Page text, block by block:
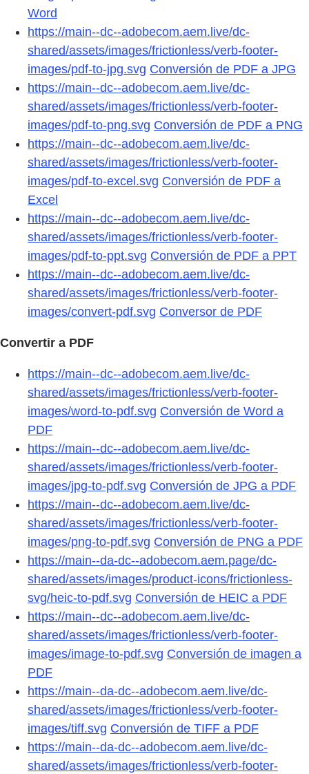
Word
https://main--dc--adobecom.aem.live/dc-
shared/assets/images/frictionless/verb-footer-
images/pdf-to-jpg.svg Conversión de PDF a JPG
https://main--dc--adobecom.aem.live/dc-
shared/assets/images/frictionless/verb-footer-
images/pdf-to-png.svg Conversión de PDF a PNG
https://main--dc--adobecom.aem.live/dc-
shared/assets/images/frictionless/verb-footer-
images/pdf-to-excel.svg Conversión de PDF a
Excel
https://main--dc--adobecom.aem.live/dc-
shared/assets/images/frictionless/verb-footer-
images/pdf-to-ppt.svg Conversión de PDF a PPT
https://main--dc--adobecom.aem.live/dc-
shared/assets/images/frictionless/verb-footer-
images/convert-pdf.svg Conversor de PDF
Convertir a PDF
https://main--dc--adobecom.aem.live/dc-
shared/assets/images/frictionless/verb-footer-
images/word-to-pdf.svg Conversión de Word a
PDF
https://main--dc--adobecom.aem.live/dc-
shared/assets/images/frictionless/verb-footer-
images/jpg-to-pdf.svg Conversión de JPG a PDF
https://main--dc--adobecom.aem.live/dc-
shared/assets/images/frictionless/verb-footer-
images/png-to-pdf.svg Conversión de PNG a PDF
https://main--da-dc--adobecom.aem.page/dc-
shared/assets/images/product-icons/frictionless-
svg/heic-to-pdf.svg Conversión de HEIC a PDF
https://main--dc--adobecom.aem.live/dc-
shared/assets/images/frictionless/verb-footer-
images/image-to-pdf.svg Conversión de imagen a
PDF
https://main--da-dc--adobecom.aem.live/dc-
shared/assets/images/frictionless/verb-footer-
images/tiff.svg Conversión de TIFF a PDF
https://main--da-dc--adobecom.aem.live/dc-
shared/assets/images/frictionless/verb-footer-